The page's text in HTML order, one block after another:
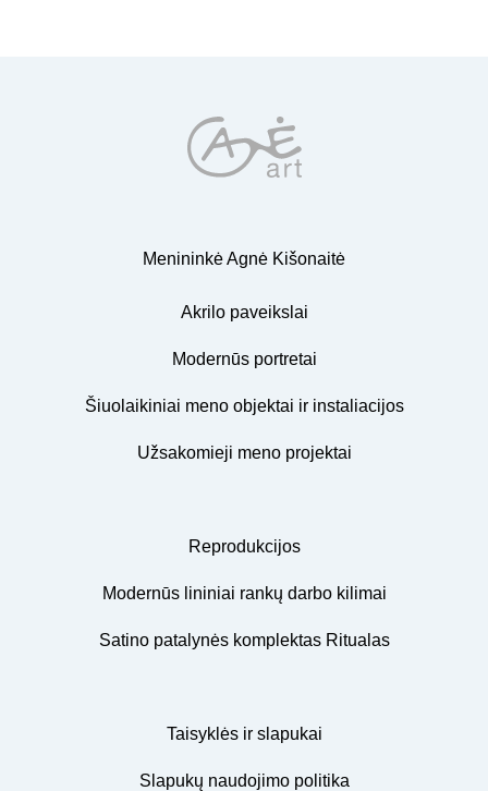
Menininkė Agnė Kišonaitė
Akrilo paveikslai
Modernūs portretai
Šiuolaikiniai meno objektai ir instaliacijos
Užsakomieji meno projektai
Reprodukcijos
Modernūs lininiai rankų darbo kilimai
Satino patalynės komplektas Ritualas
Taisyklės ir slapukai
Slapukų naudojimo politika